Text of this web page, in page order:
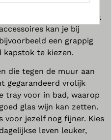
en gordijnen. Ook
kan je bij
een grappig
kapstok te kiezen.
die tegen de muur aan
gegarandeerd vrolijk
tray voor in bad, waarop
glas wijn kan zetten.
voor jezelf nog fijner. Kies
leven leuker,